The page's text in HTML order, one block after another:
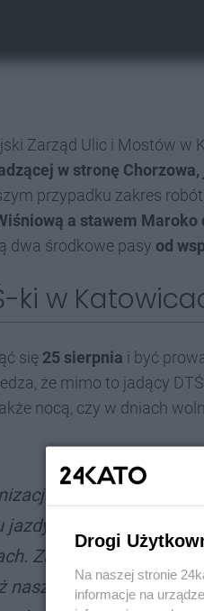
Zarząd Ulic i Mostów
w stronę
przypadku zakres
a stawem Maroko
dwa środkowe pasy od
ki w
się 25 sierpnia i być
że mimo to jadący
nocą, czy w dniach
nawierzchni DTŚ
na jednej z
Zadania mają być
naszym priorytetem
Drogi
Na naszej stronie
informacje na